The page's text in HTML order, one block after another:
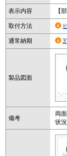
表示内容 【
取付方法
通常納期 3
製品図面
備考
両
状